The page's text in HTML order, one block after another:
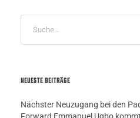
NEUESTE BEITRÄGE
Nächster Neuzugang bei den